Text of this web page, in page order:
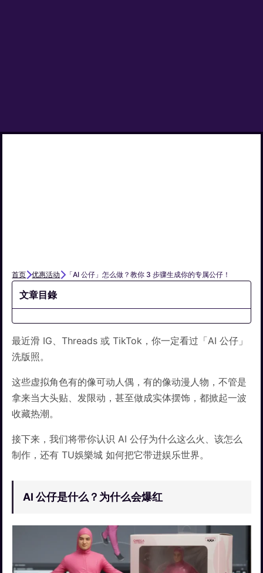
首页 优惠活动 「AI 公仔」怎么做？教你 3 步骤生成你的专属公仔！
文章目錄
最近滑 IG、Threads 或 TikTok，你一定看过「AI 公仔」
洗版照。
这些虚拟角色有的像可动人偶，有的像动漫人物，不管是
拿来当大头贴、发限动，甚至做成实体摆饰，都掀起一波
收藏热潮。
接下来，我们将带你认识 AI 公仔为什么这么火、该怎么
制作，还有 TU娛樂城 如何把它带进娱乐世界。
AI 公仔是什么？为什么会爆红